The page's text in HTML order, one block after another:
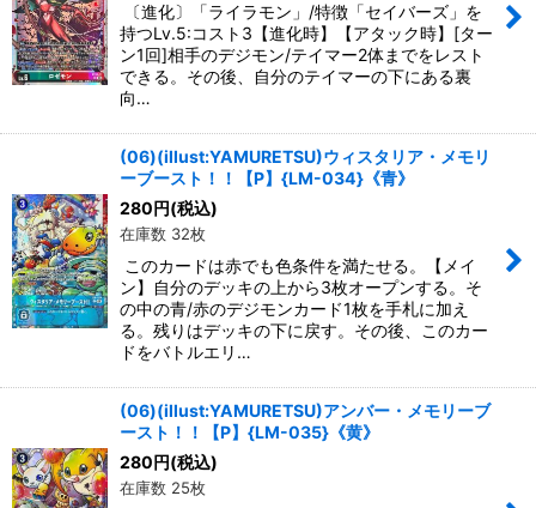
〔進化〕「ライラモン」/特徴「セイバーズ」を
持つLv.5:コスト3【進化時】【アタック時】[ター
ン1回]相手のデジモン/テイマー2体までをレスト
できる。その後、自分のテイマーの下にある裏
向…
(06)(illust:YAMURETSU)ウィスタリア・メモリ
ーブースト！！【P】{LM-034}《青》
280 円(税込)
在庫数 32枚
このカードは赤でも色条件を満たせる。【メイ
ン】自分のデッキの上から3枚オープンする。そ
の中の青/赤のデジモンカード1枚を手札に加え
る。残りはデッキの下に戻す。その後、このカー
ドをバトルエリ…
(06)(illust:YAMURETSU)アンバー・メモリーブ
ースト！！【P】{LM-035}《黄》
280 円(税込)
在庫数 25枚